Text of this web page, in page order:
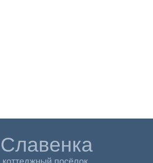
Славенка